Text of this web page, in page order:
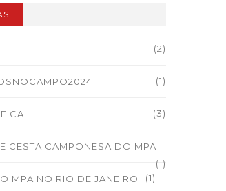
(2)
(1)
(3)
CESTA CAMPONESA DO MPA
(1)
MPA NO RIO DE JANEIRO
(1)